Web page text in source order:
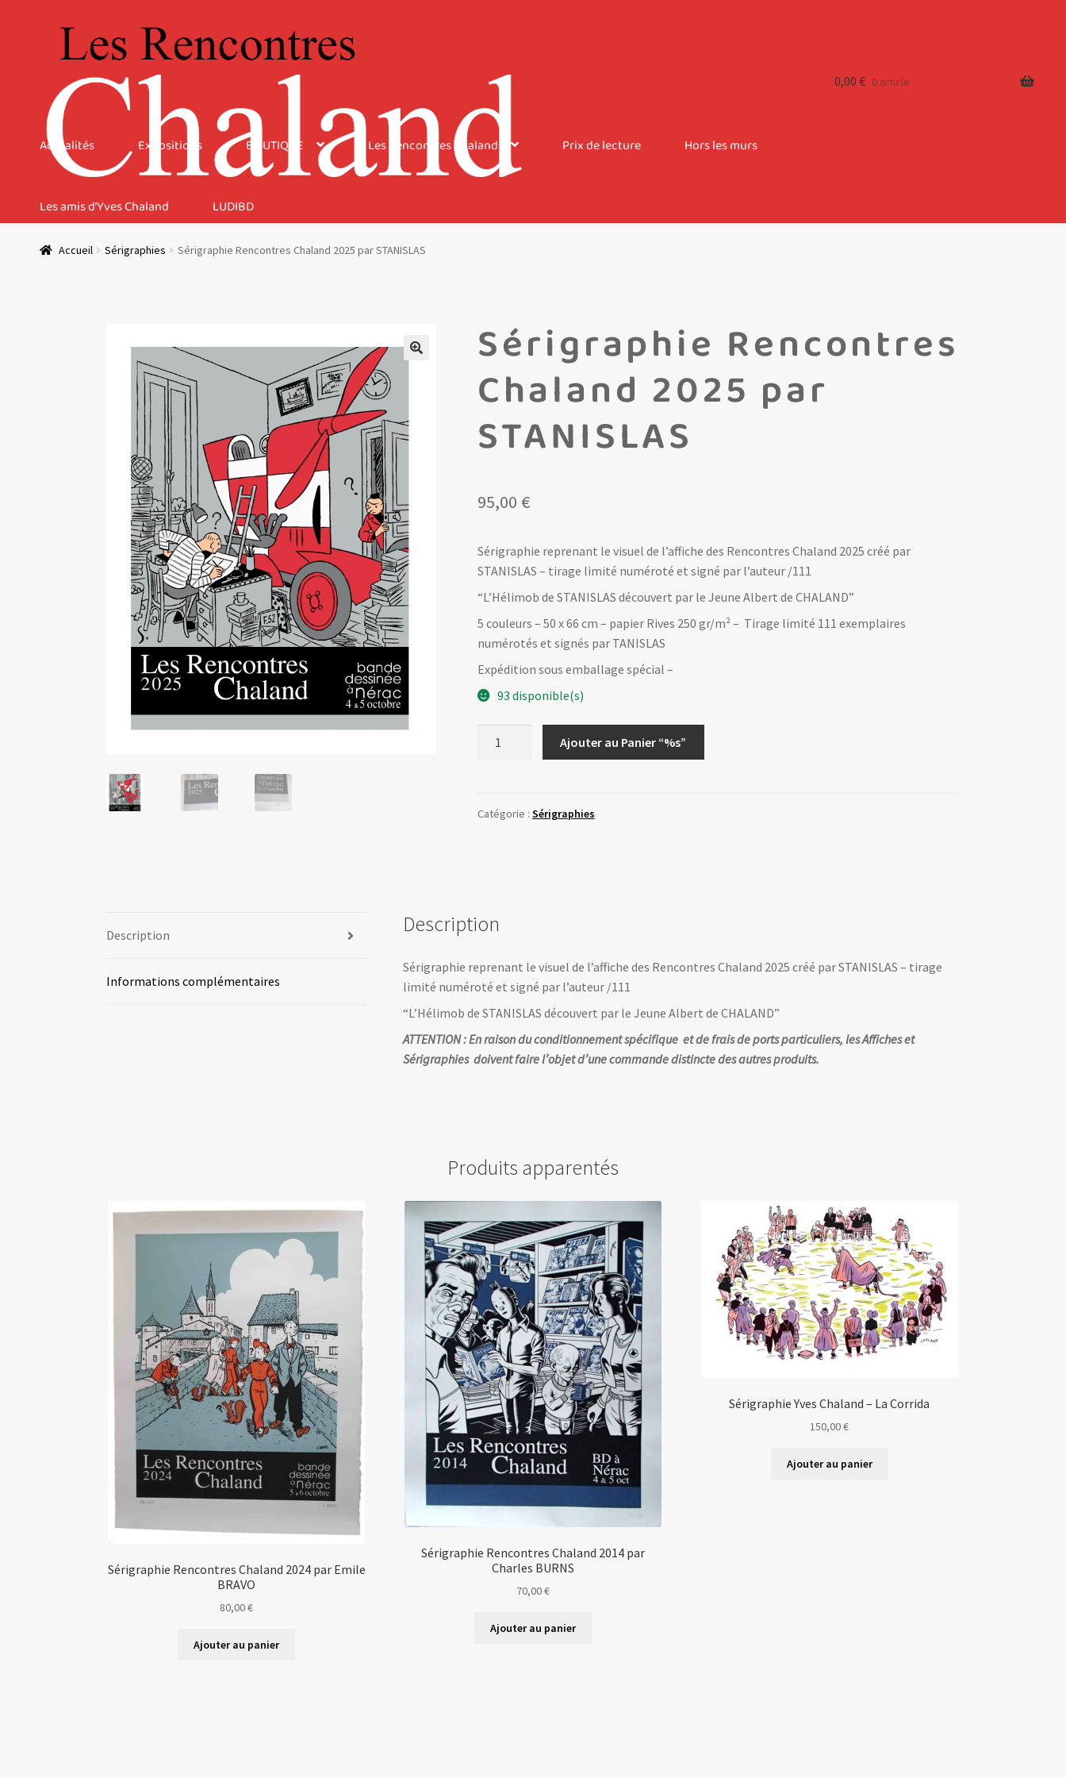
navigation
Actualités Expositions BOUTIQUE Les Rencontres Chaland Prix de lecture Hors les murs
Les amis d’Yves Chaland LUDIBD
0,00 € 0 article
Accueil Sérigraphies Sérigraphie Rencontres Chaland 2025 par STANISLAS
Sérigraphie Rencontres
Chaland 2025 par
STANISLAS
95,00 €
Sérigraphie reprenant le visuel de l’affiche des Rencontres Chaland 2025 créé par
STANISLAS – tirage limité numéroté et signé par l’auteur /111
“L’Hélimob de STANISLAS découvert par le Jeune Albert de CHALAND”
5 couleurs – 50 x 66 cm – papier Rives 250 gr/m² – Tirage limité 111 exemplaires
numérotés et signés par TANISLAS
Expédition sous emballage spécial –
93 disponible(s)
Chaland
Ajouter au Panier “%s”
Catégorie : Sérigraphies
Description
Informations complémentaires
Description
Sérigraphie reprenant le visuel de l’affiche des Rencontres Chaland 2025 créé par STANISLAS – tirage
limité numéroté et signé par l’auteur /111
“L’Hélimob de STANISLAS découvert par le Jeune Albert de CHALAND”
ATTENTION : En raison du conditionnement spécifique et de frais de ports particuliers, les Affiches et
Sérigraphies doivent faire l’objet d’une commande distincte des autres produits.
Produits apparentés
Sérigraphie Rencontres Chaland 2024 par Emile
BRAVO
80,00€
Ajouter au panier
Sérigraphie Rencontres Chaland 2014 par
Charles BURNS
70,00€
Ajouter au panier
Sérigraphie Yves Chaland – La Corrida
150,00€
Ajouter au panier